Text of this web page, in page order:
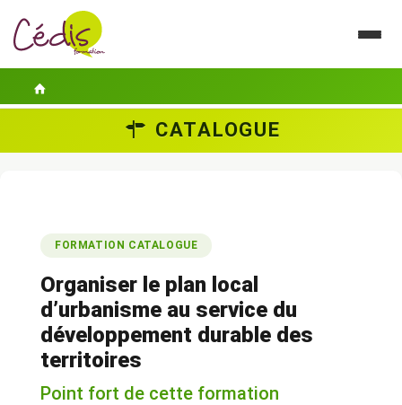
GUIDES PRATIQUES
CONTACT
ESPACE PERSONNEL
CATALOGUE
FORMATION CATALOGUE
Organiser le plan local
d’urbanisme au service du
développement durable des
territoires
Point fort de cette formation